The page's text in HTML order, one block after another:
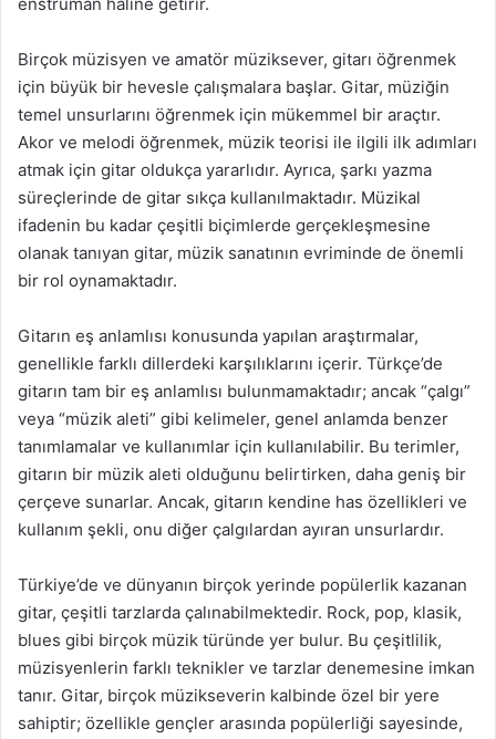
Birçok müzisyen ve amatör müziksever, gitarı öğrenmek
için büyük bir hevesle çalışmalara başlar. Gitar, müziğin
temel unsurlarını öğrenmek için mükemmel bir araçtır.
Akor ve melodi öğrenmek, müzik teorisi ile ilgili ilk adımları
atmak için gitar oldukça yararlıdır. Ayrıca, şarkı yazma
süreçlerinde de gitar sıkça kullanılmaktadır. Müzikal
ifadenin bu kadar çeşitli biçimlerde gerçekleşmesine
olanak tanıyan gitar, müzik sanatının evriminde de önemli
bir rol oynamaktadır.
Gitarın eş anlamlısı konusunda yapılan araştırmalar,
genellikle farklı dillerdeki karşılıklarını içerir. Türkçe’de
gitarın tam bir eş anlamlısı bulunmamaktadır; ancak “çalgı”
veya “müzik aleti” gibi kelimeler, genel anlamda benzer
tanımlamalar ve kullanımlar için kullanılabilir. Bu terimler,
gitarın bir müzik aleti olduğunu belirtirken, daha geniş bir
çerçeve sunarlar. Ancak, gitarın kendine has özellikleri ve
kullanım şekli, onu diğer çalgılardan ayıran unsurlardır.
Türkiye’de ve dünyanın birçok yerinde popülerlik kazanan
gitar, çeşitli tarzlarda çalınabilmektedir. Rock, pop, klasik,
blues gibi birçok müzik türünde yer bulur. Bu çeşitlilik,
müzisyenlerin farklı teknikler ve tarzlar denemesine imkan
tanır. Gitar, birçok müzikseverin kalbinde özel bir yere
sahiptir; özellikle gençler arasında popülerliği sayesinde,